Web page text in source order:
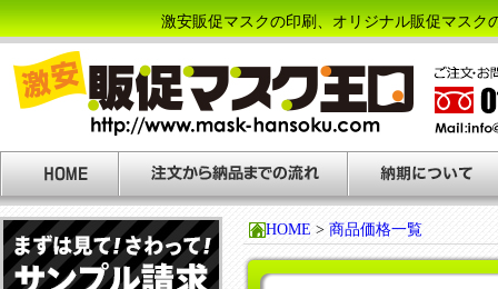
激安販促マスクの印刷、オリジナル販促マス
HOME > 商品価格一覧